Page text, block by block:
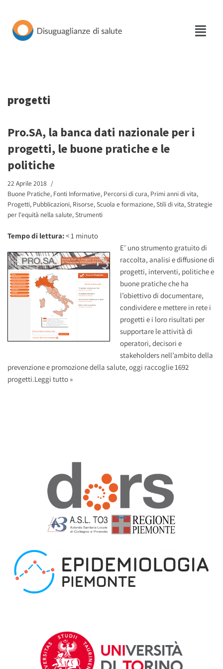
Vai
progetti
Pro.SA, la banca dati nazionale per i
progetti, le buone pratiche e le
politiche
22 Aprile 2018
Buone Pratiche, Fonti Informative, Percorsi di cura, Primi anni di vita,
Progetti, Pubblicazioni, Risorse, Scuola e formazione, Stili di vita, Strategie
per l'equità nella salute, Strumenti
Tempo di lettura:< 1 minuto
E’ uno strumento gratuito di
raccolta, analisi e diffusione di
progetti, interventi, politiche e
buone pratiche che ha
l’obiettivo di documentare,
condividere e mettere in rete i
progetti e i loro risultati per
supportare le attività di
operatori, decisori e
stakeholders nell’ambito della
prevenzione e promozione della salute, oggi raccoglie 1692
progetti.Leggi tutto »